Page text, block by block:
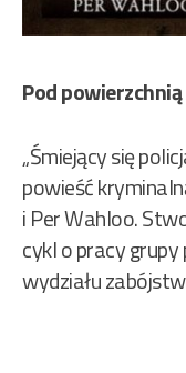
Pod
„Śmiejący się
powieść
i Per Wahloo.
cykl o pracy
wydziału